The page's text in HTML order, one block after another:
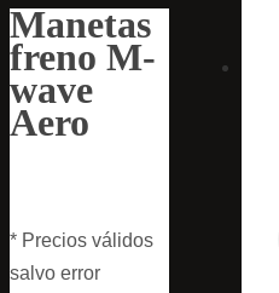
Manetas
freno M-
wave
Aero
* Precios válidos
salvo error